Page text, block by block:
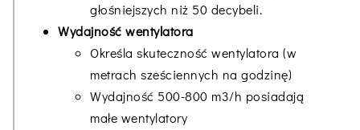
głośniejszych niż 50 decybeli.
Wydajność wentylatora
Określa skuteczność wentylatora (w
metrach sześciennych na godzinę)
Wydajność 500-800 m3/h posiadają
małe wentylatory